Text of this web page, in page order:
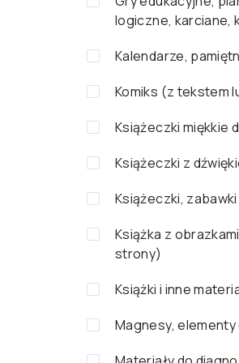
logiczne, karciane,
Kalendarze,
Komiks (z tekstem
Książeczki miękkie
Książeczki z
Książeczki,
Książka z
strony)
Książki i inne
Magnesy,